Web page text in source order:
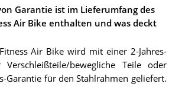
Garantie ist im Lieferumfang des
Air Bike enthalten und was deckt
Air Bike wird mit einer 2-Jahres-
Verschleißteile/bewegliche Teile oder
Garantie für den Stahlrahmen geliefert.